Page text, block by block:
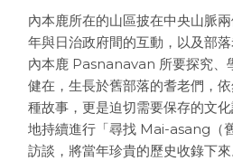
內本鹿所在的山區披在中央山脈
年與日治政府間的互動，以及部
內本鹿 Pasnanavan 所要探究、
健在，生長於舊部落的耆老們，
種故事，更是迫切需要保存的文
地持續進行「尋找 Mai-asang（
訪談，將當年珍貴的歷史收錄下來